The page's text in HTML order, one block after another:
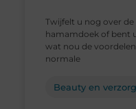
Twijfelt u nog over
hamamdoek of bent
wat nou de
normale
Beauty en